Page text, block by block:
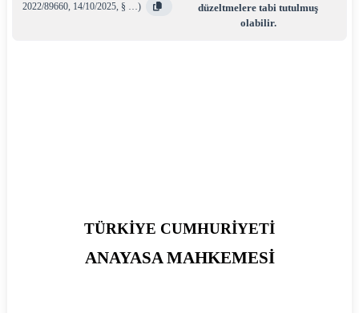
2022/89660, 14/10/2025, § …)
düzeltmelere tabi tutulmuş
olabilir.